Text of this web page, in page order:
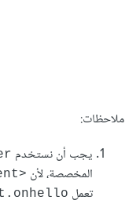
ملاحظات:
يجب أن نستخدم
المخصصة، لأن
تعمل